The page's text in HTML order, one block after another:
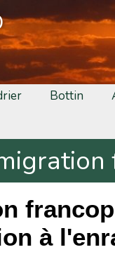
Bottin
à